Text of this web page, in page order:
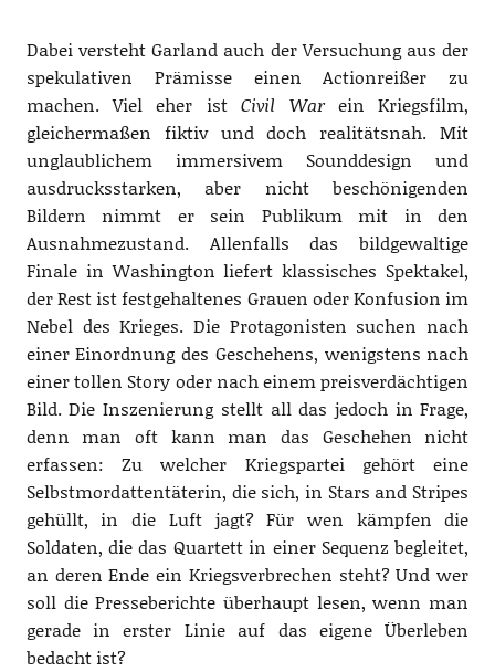
Dabei versteht Garland auch der Versuchung aus der
spekulativen Prämisse einen Actionreißer zu
machen. Viel eher istCivil Warein Kriegsfilm,
gleichermaßen fiktiv und doch realitätsnah. Mit
unglaublichem immersivem Sounddesign und
ausdrucksstarken, aber nicht beschönigenden
Bildern nimmt er sein Publikum mit in den
Ausnahmezustand. Allenfalls das bildgewaltige
Finale in Washington liefert klassisches Spektakel,
der Rest ist festgehaltenes Grauen oder Konfusion im
Nebel des Krieges. Die Protagonisten suchen nach
einer Einordnung des Geschehens, wenigstens nach
einer tollen Story oder nach einem preisverdächtigen
Bild. Die Inszenierung stellt all das jedoch in Frage,
denn man oft kann man das Geschehen nicht
erfassen: Zu welcher Kriegspartei gehört eine
Selbstmordattentäterin, die sich, in Stars and Stripes
gehüllt, in die Luft jagt? Für wen kämpfen die
Soldaten, die das Quartett in einer Sequenz begleitet,
an deren Ende ein Kriegsverbrechen steht? Und wer
soll die Presseberichte überhaupt lesen, wenn man
gerade in erster Linie auf das eigene Überleben
bedacht ist?